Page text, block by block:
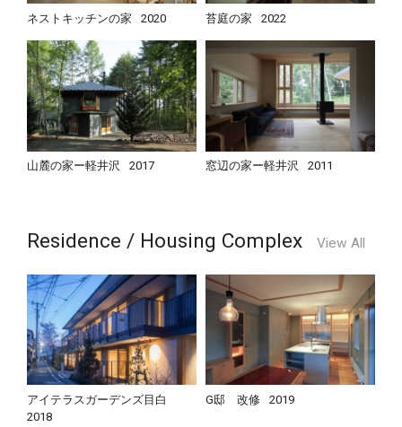
ネストキッチンの家 2020 苔庭の家 2022
山麓の家ー軽井沢 2017 窓辺の家ー軽井沢 2011
Residence / Housing Complex View All
アイテラスガーデンズ目白
2018
G邸 改修 2019